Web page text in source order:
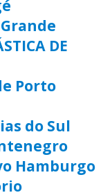
DE
Porto
do Sul
Hamburgo